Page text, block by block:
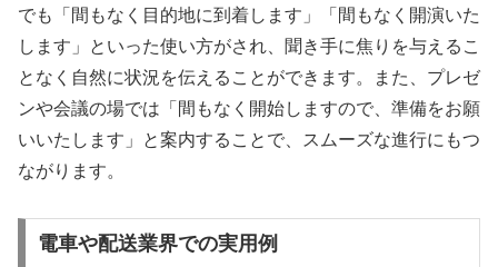
でも「間もなく目的地に到着します」「間もなく開演いた
します」といった使い方がされ、聞き手に焦りを与えるこ
となく自然に状況を伝えることができます。また、プレゼ
ンや会議の場では「間もなく開始しますので、準備をお願
いいたします」と案内することで、スムーズな進行にもつ
ながります。
電車や配送業界での実用例